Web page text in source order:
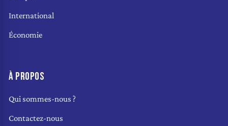
International
Économie
À PROPOS
Qui sommes-nous ?
Contactez-nous